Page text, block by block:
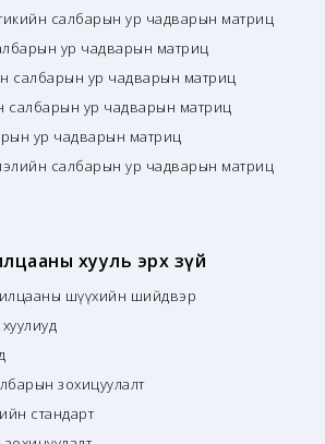
салбарын ур чадварын матриц
ур чадварын матриц
салбарын ур чадварын матриц
салбарын ур чадварын матриц
ур чадварын матриц
салбарын ур чадварын матриц
хууль эрх зүй
шүүхийн шийдвэр
зохицуулалт
стандарт